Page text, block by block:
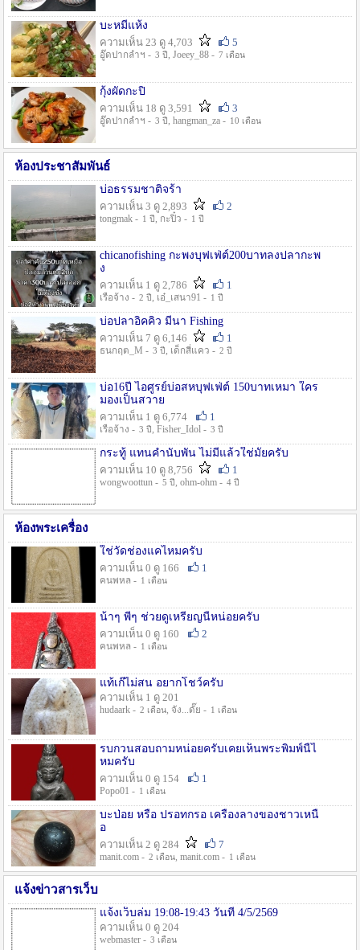
บะหมี่แห้ง
ความเห็น 23 ดู 4,703
5
อู๊ดปากลำฯ - 3 ปี , Joeey_88 - 7 เดือน
กุ้งผัดกะปิ
ความเห็น 18 ดู 3,591
3
อู๊ดปากลำฯ - 3 ปี , hangman_za - 10 เดือน
ห้องประชาสัมพันธ์
บ่อธรรมชาติจร้า
ความเห็น 3 ดู 2,893
2
tongmak - 1 ปี , กะปิ๋ว - 1 ปี
chicanofishing กะพงบุฟเฟ่ต์200บาทลงปลากะพ
ง
ความเห็น 1 ดู 2,786
1
เรือจ้าง - 2 ปี , เอ๋_เสนา91 - 1 ปี
บ่อปลาอิคคิว มีนา Fishing
ความเห็น 7 ดู 6,146
1
ธนกฤต_M - 3 ปี , เด็กสี่แคว - 2 ปี
บ่อ16ปี ไอศูรย์บ่อสหบุฟเฟ่ต์ 150บาทเหมา ใคร
มองเป็นสวาย
ความเห็น 1 ดู 6,774
1
เรือจ้าง - 3 ปี , Fisher_Idol - 3 ปี
กระทู้ แทนคำนับพัน ไม่มีแล้วใช่มั๊ยครับ
ความเห็น 10 ดู 8,756
1
wongwoottun - 5 ปี , ohm-ohm - 4 ปี
ห้องพระเครื่อง
ใช่วัดช่องแคไหมครับ
ความเห็น 0 ดู 166
1
คนพหล - 1 เดือน
น้าๆ พี่ๆ ช่วยดูเหรียญนี้หน่อยครับ
ความเห็น 0 ดู 160
2
คนพหล - 1 เดือน
แท้เก๊ไม่สน อยากโชว์ครับ
ความเห็น 1 ดู 201
hudaark - 2 เดือน, จัง...ดั๊ย - 1 เดือน
รบกวนสอบถามหน่อยครับเคยเห็นพระพิมพ์นี้ไ
หมครับ
ความเห็น 0 ดู 154
1
Popo01 - 1 เดือน
บะป่อย หรือ ปรอทกรอ เครื่องลางของชาวเหนื
อ
ความเห็น 2 ดู 284
7
manit.com - 2 เดือน, manit.com - 1 เดือน
แจ้งข่าวสารเว็บ
แจ้งเว็บล่ม 19:08-19:43 วันที่ 4/5/2569
ความเห็น 0 ดู 204
webmaster - 3 เดือน